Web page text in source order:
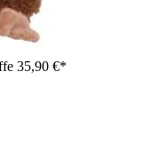
35,90 €*